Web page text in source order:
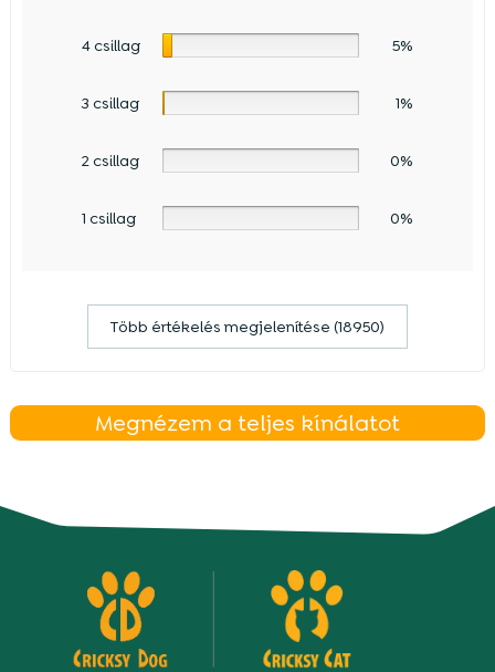
4 csillag 5%
3 csillag 1%
2 csillag 0%
1 csillag 0%
Több értékelés megjelenítése (18950)
Megnézem a teljes kínálatot